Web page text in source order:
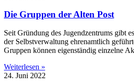
Die Gruppen der Alten Post
Seit Gründung des Jugendzentrums gibt
der Selbstverwaltung ehrenamtlich
Gruppen können eigenständig einzelne
Weiterlesen »
24. Juni 2022